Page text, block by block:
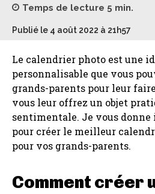
Temps de lecture 5 min.
Publié le 4 août 2022 à 21h57
Le calendrier photo est une
personnalisable que vous
grands-parents pour leur
vous leur offrez un objet
sentimentale. Je vous donne
pour créer le meilleur
pour vos grands-parents.
Comment créer